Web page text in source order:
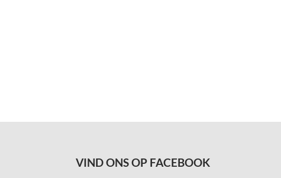
VIND ONS OP FACEBOOK